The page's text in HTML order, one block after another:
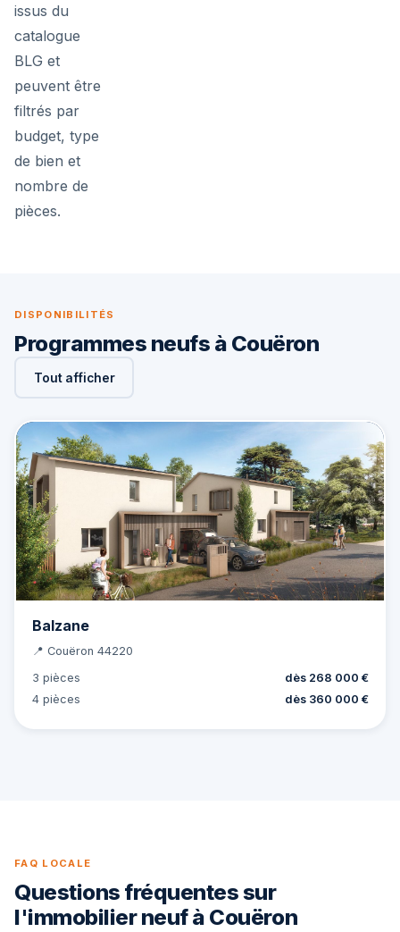
issus du
catalogue
BLG et
peuvent être
filtrés par
budget, type
de bien et
nombre de
pièces.
DISPONIBILITÉS
Programmes neufs à Couëron
Tout afficher
Balzane
📍 Couëron 44220
3 pièces
dès 268 000 €
4 pièces
dès 360 000 €
FAQ LOCALE
Questions fréquentes sur
l'immobilier neuf à Couëron